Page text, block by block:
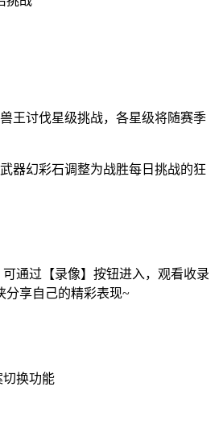
王讨伐星级挑战，各星级将随赛季
器幻彩石调整为战胜每日挑战的狂
可通过【录像】按钮进入，观看收录
分享自己的精彩表现~
切换功能